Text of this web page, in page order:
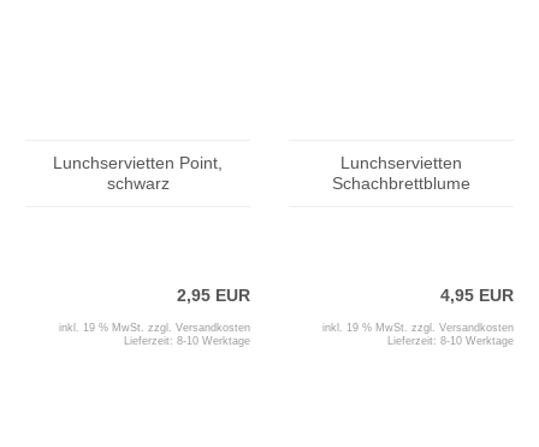
Lunchservietten Point,
schwarz
2,95 EUR
inkl. 19 % MwSt. zzgl. Versandkosten
Lieferzeit: 8-10 Werktage
Lunchservietten
Schachbrettblume
4,95 EUR
inkl. 19 % MwSt. zzgl. Versandkosten
Lieferzeit: 8-10 Werktage